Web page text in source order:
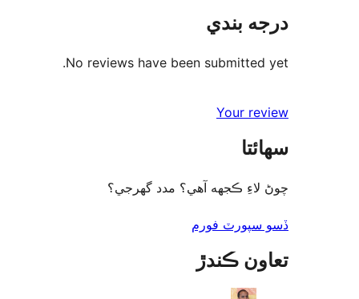
درجه بندي
No reviews have been submitted yet.
Your review
سھائتا
چوڻ لاءِ ڪجهه آهي؟ مدد گهرجي؟
ڏسو سپورٽ فورم
تعاون ڪندڙ